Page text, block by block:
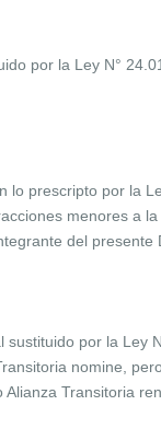
por la Ley N°
prescripto por la
menores a
del presente
por la Ley
nomine,
Transitoria